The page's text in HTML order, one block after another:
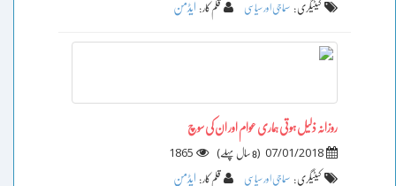
کیٹیگری : سماجی اور سیاسی قلم کار : ایڈمن
روزانہ ذلیل ہوتی ہماری عوام اور ان کی سوچ
07/01/2018
(8 سال پہلے )
1865
کیٹیگری : سماجی اور سیاسی قلم کار : ایڈمن